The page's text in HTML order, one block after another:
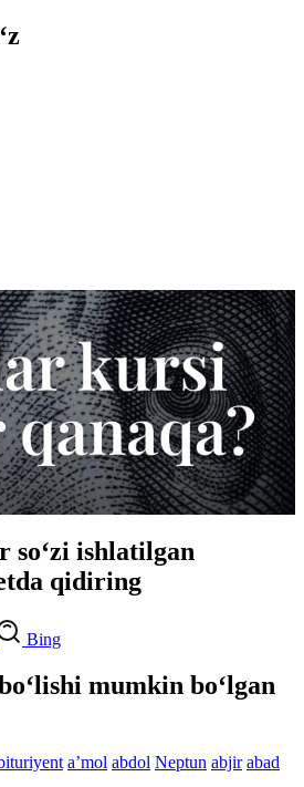
ishlatilgan
qidiring
Bing
mumkin bo‘lgan
aʼmol abdol Neptun abjir abad